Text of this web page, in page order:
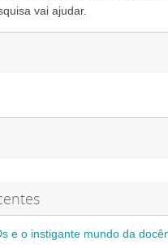
vai ajudar.
e o instigante mundo da